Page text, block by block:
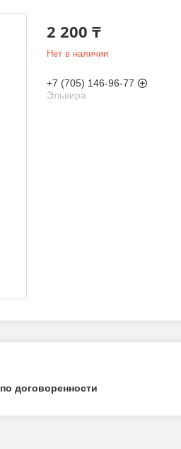
2 200 ₸
Нет в наличии
+7 (705) 146-96-77
Эльвира
по договоренности